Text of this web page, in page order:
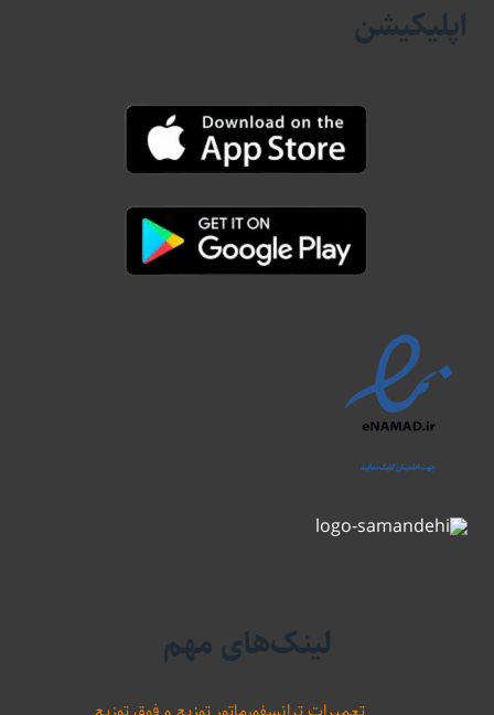
اپلیکیشن
لینک‌های مهم